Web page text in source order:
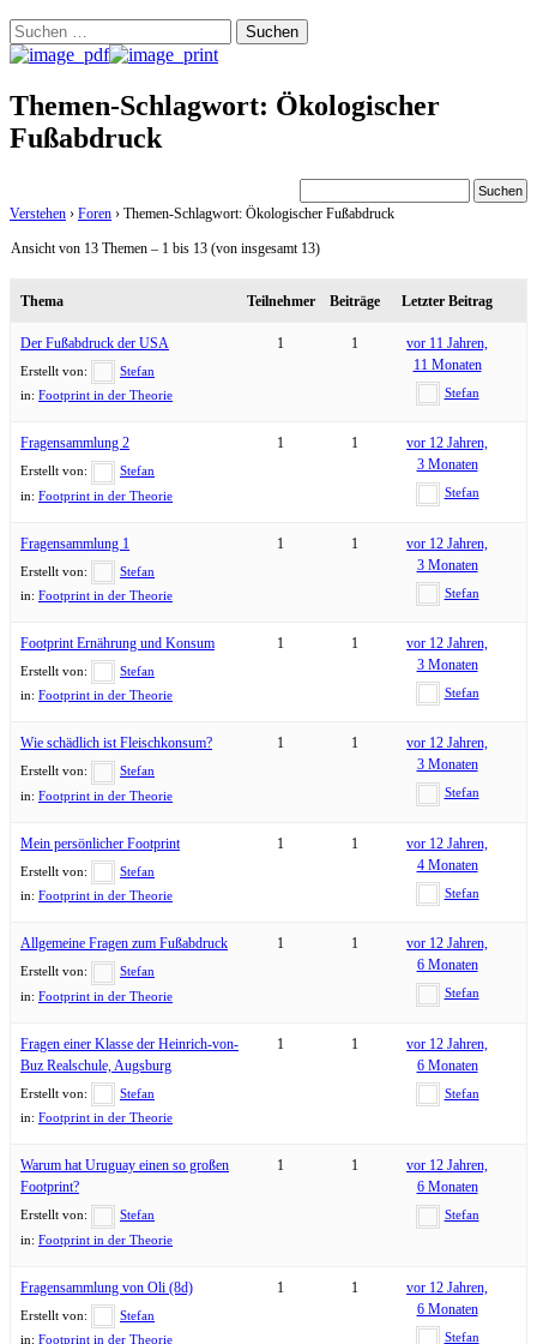
Suchen
nach:
Themen-Schlagwort: Ökologischer
Fußabdruck
Verstehen › Foren › Themen-Schlagwort: Ökologischer Fußabdruck
Ansicht von 13 Themen – 1 bis 13 (von insgesamt 13)
Thema Teilnehmer Beiträge Letzter Beitrag
Der Fußabdruck der USA
Erstellt von:
Stefan
in: Footprint in der Theorie
1 1
vor 11 Jahren,
11 Monaten
Stefan
Fragensammlung 2
Erstellt von:
Stefan
in: Footprint in der Theorie
1 1
vor 12 Jahren,
3 Monaten
Stefan
Fragensammlung 1
Erstellt von:
Stefan
in: Footprint in der Theorie
1 1
vor 12 Jahren,
3 Monaten
Stefan
Footprint Ernährung und Konsum
Erstellt von:
Stefan
in: Footprint in der Theorie
1 1
vor 12 Jahren,
3 Monaten
Stefan
Wie schädlich ist Fleischkonsum?
Erstellt von:
Stefan
in: Footprint in der Theorie
1 1
vor 12 Jahren,
3 Monaten
Stefan
Mein persönlicher Footprint
Erstellt von:
Stefan
in: Footprint in der Theorie
1 1
vor 12 Jahren,
4 Monaten
Stefan
Allgemeine Fragen zum Fußabdruck
Erstellt von:
Stefan
in: Footprint in der Theorie
1 1
vor 12 Jahren,
6 Monaten
Stefan
Fragen einer Klasse der Heinrich-von-
Buz Realschule, Augsburg
Erstellt von:
Stefan
in: Footprint in der Theorie
1 1
vor 12 Jahren,
6 Monaten
Stefan
Warum hat Uruguay einen so großen
Footprint?
Erstellt von:
Stefan
in: Footprint in der Theorie
1 1
vor 12 Jahren,
6 Monaten
Stefan
Fragensammlung von Oli (8d)
Erstellt von:
Stefan
in: Footprint in der Theorie
1 1
vor 12 Jahren,
6 Monaten
Stefan